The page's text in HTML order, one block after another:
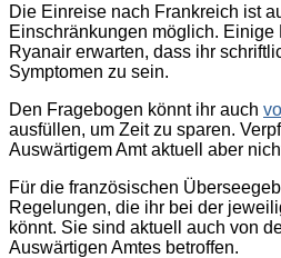
Die Einreise nach Frankreich ist
Einschränkungen möglich.
Ryanair erwarten, dass ihr
Symptomen zu sein.
Den Fragebogen könnt ihr auch
ausfüllen, um Zeit zu sparen.
Auswärtigem Amt aktuell aber
Für die französischen
Regelungen, die ihr bei der
könnt. Sie sind aktuell auch von
Auswärtigen Amtes betroffen.